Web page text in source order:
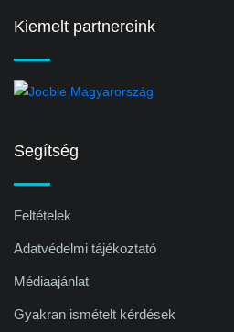
Kiemelt partnereink
Segítség
Feltételek
Adatvédelmi tájékoztató
Médiaajánlat
Gyakran ismételt kérdések